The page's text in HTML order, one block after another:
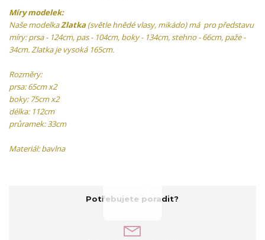
Míry modelek:
Naše modelkaZlatka(světle hnědé vlasy, mikádo) má pro představu
míry: prsa - 124cm, pas - 104cm, boky - 134cm, stehno - 66cm, paže -
34cm. Zlatka je vysoká 165cm.
Rozměry:
prsa: 65cm x2
boky: 75cm x2
délka: 112cm
průramek: 33cm
Materiál: bavlna
Potřebujete poradit?